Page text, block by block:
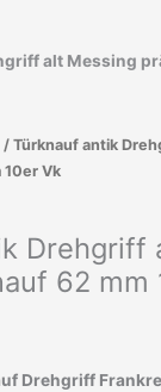
/ Türknauf antik
10er Vk
Drehgriff
62 mm
Drehgriff